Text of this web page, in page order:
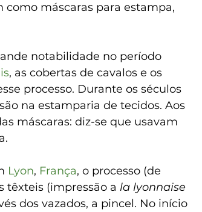
máscaras para estampa,
notabilidade no período
, as cobertas de cavalos e os
processo. Durante os séculos
na estamparia de tecidos. Aos
máscaras: diz-se que usavam
Lyon, França, o processo (de
têxteis (impressão a la lyonnaise
dos vazados, a pincel. No início